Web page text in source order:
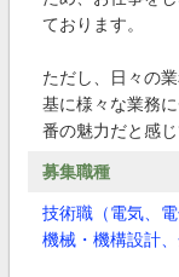
ております。
ただし、日々の
基に様々な業務
番の魅力だと感じ
募集職種
技術職（電気、電
機械・機構設計